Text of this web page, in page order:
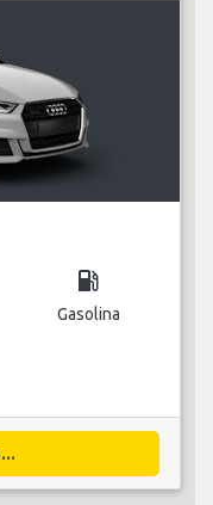
local_gas_station
Gasolina